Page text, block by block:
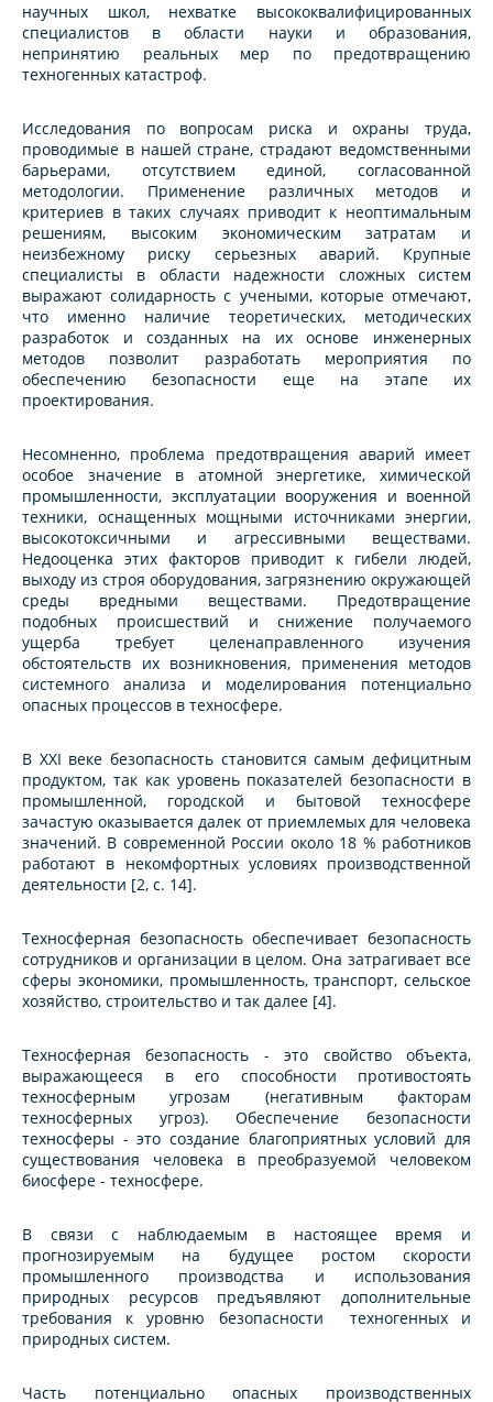
научных школ, нехватке высококвалифицированных
специалистов в области науки и образования,
непринятию реальных мер по предотвращению
техногенных катастроф.
Исследования по вопросам риска и охраны труда,
проводимые в нашей стране, страдают ведомственными
барьерами, отсутствием единой, согласованной
методологии. Применение различных методов и
критериев в таких случаях приводит к неоптимальным
решениям, высоким экономическим затратам и
неизбежному риску серьезных аварий. Крупные
специалисты в области надежности сложных систем
выражают солидарность с учеными, которые отмечают,
что именно наличие теоретических, методических
разработок и созданных на их основе инженерных
методов позволит разработать мероприятия по
обеспечению безопасности еще на этапе их
проектирования.
Несомненно, проблема предотвращения аварий имеет
особое значение в атомной энергетике, химической
промышленности, эксплуатации вооружения и военной
техники, оснащенных мощными источниками энергии,
высокотоксичными и агрессивными веществами.
Недооценка этих факторов приводит к гибели людей,
выходу из строя оборудования, загрязнению окружающей
среды вредными веществами. Предотвращение
подобных происшествий и снижение получаемого
ущерба требует целенаправленного изучения
обстоятельств их возникновения, применения методов
системного анализа и моделирования потенциально
опасных процессов в техносфере.
В ХХI веке безопасность становится самым дефицитным
продуктом, так как уровень показателей безопасности в
промышленной, городской и бытовой техносфере
зачастую оказывается далек от приемлемых для человека
значений. В современной России около 18 % работников
работают в некомфортных условиях производственной
деятельности [2, с. 14].
Техносферная безопасность обеспечивает безопасность
сотрудников и организации в целом. Она затрагивает все
сферы экономики, промышленность, транспорт, сельское
хозяйство, строительство и так далее [4].
Техносферная безопасность - это свойство объекта,
выражающееся в его способности противостоять
техносферным угрозам (негативным факторам
техносферных угроз). Обеспечение безопасности
техносферы - это создание благоприятных условий для
существования человека в преобразуемой человеком
биосфере - техносфере.
В связи с наблюдаемым в настоящее время и
прогнозируемым на будущее ростом скорости
промышленного производства и использования
природных ресурсов предъявляют дополнительные
требования к уровню безопасности техногенных и
природных систем.
Часть потенциально опасных производственных